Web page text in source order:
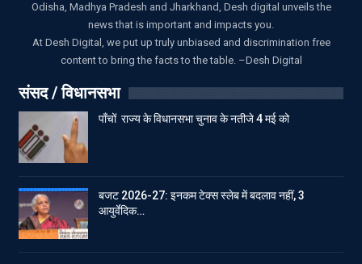
Odisha, Madhya Pradesh and Jharkhand, Desh digital unveils the
news that is important and impacts you.
At Desh Digital, we put up truly unbiased and discrimination free
content to bring the facts to the table. –Desh Digital
संसद / विधानसभा
पाँचों राज्य के विधानसभा चुनाव के नतीजे 4 मई को
बजट 2026-27: इनकम टेक्स स्लेब में बदलाव नहीं, 3
आयुर्वेदिक…